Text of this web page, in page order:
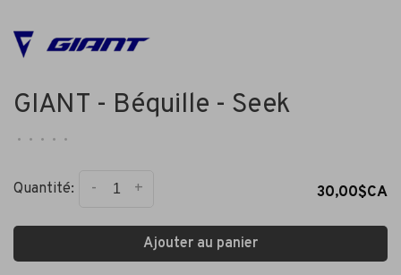
GIANT - Béquille - Seek
• • • • •
Quantité: +
- 30,00$CA
Ajouter au panier